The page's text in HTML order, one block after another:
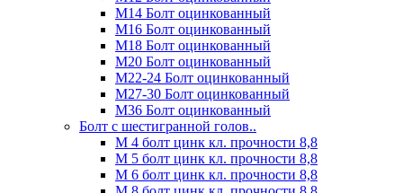
М14 Болт оцинкованный
М16 Болт оцинкованный
М18 Болт оцинкованный
М20 Болт оцинкованный
М22-24 Болт оцинкованный
М27-30 Болт оцинкованный
М36 Болт оцинкованный
Болт с шестигранной голов..
М 4 болт цинк кл. прочности 8,8
М 5 болт цинк кл. прочности 8,8
М 6 болт цинк кл. прочности 8,8